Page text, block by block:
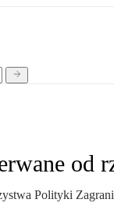
od
Polityki